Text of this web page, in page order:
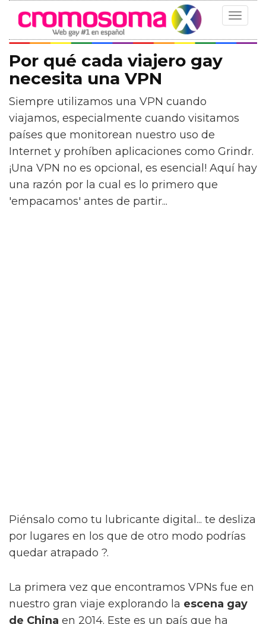
Toggle
Por qué cada viajero gay
necesita una VPN
Siempre utilizamos una VPN cuando
viajamos, especialmente cuando visitamos
países que monitorean nuestro uso de
Internet y prohíben aplicaciones como Grindr.
¡Una VPN no es opcional, es esencial! Aquí hay
una razón por la cual es lo primero que
'empacamos' antes de partir...
Piénsalo como tu lubricante digital... te desliza
por lugares en los que de otro modo podrías
quedar atrapado ?.
La primera vez que encontramos VPNs fue en
nuestro gran viaje explorando la escena gay
de China en 2014. Este es un país que ha